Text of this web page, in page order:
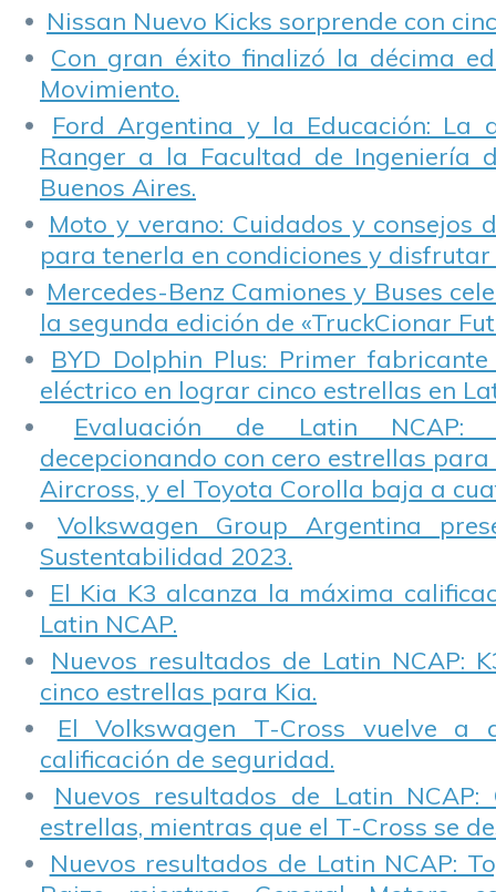
Nissan Nuevo Kicks sorprende con
Con gran éxito finalizó la décima
Movimiento.
Ford Argentina y la Educación: La
Ranger a la Facultad de Ingeniería
Buenos Aires.
Moto y verano: Cuidados y consejos
para tenerla en condiciones y disfrutar
Mercedes-Benz Camiones y Buses
la segunda edición de «TruckCionar
BYD Dolphin Plus: Primer
eléctrico en lograr cinco estrellas en
Evaluación de Latin NCAP:
decepcionando con cero estrellas para
Aircross, y el Toyota Corolla baja a
Volkswagen Group Argentina
Sustentabilidad 2023.
El Kia K3 alcanza la máxima
Latin NCAP.
Nuevos resultados de Latin NCAP:
cinco estrellas para Kia.
El Volkswagen T-Cross vuelve a
calificación de seguridad.
Nuevos resultados de Latin NCAP:
estrellas, mientras que el T-Cross se
Nuevos resultados de Latin NCAP: